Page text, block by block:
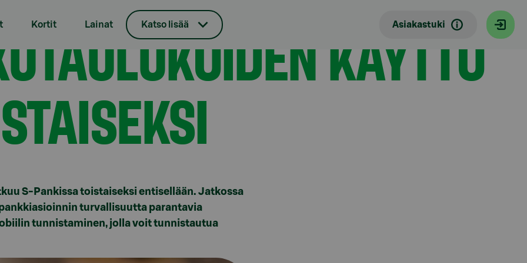
Kortit Lainat Katso lisää Asiakastuki
KÄYTTÖ
S-Pankissa toistaiseksi entisellään. Jatkossa
turvallisuutta parantavia
tunnistaminen, jolla voit tunnistautua